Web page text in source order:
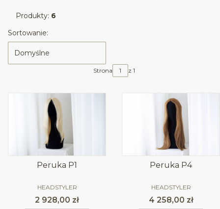
Produkty: 6
Lista produktów
Sortowanie:
Domyślne
Strona z 1
Peruka P1
PRODUCENT
HEADSTYLER
Cena
2 928,00 zł
Peruka P4
PRODUCENT
HEADSTYLER
Cena
4 258,00 zł